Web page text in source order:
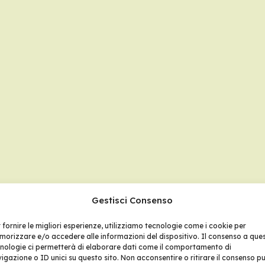
Gestisci Consenso
fornire le migliori esperienze, utilizziamo tecnologie come i cookie per
e/o accedere alle informazioni del dispositivo. Il consenso a
ci permetterà di elaborare dati come il comportamento di
o ID unici su questo sito. Non acconsentire o ritirare il consenso